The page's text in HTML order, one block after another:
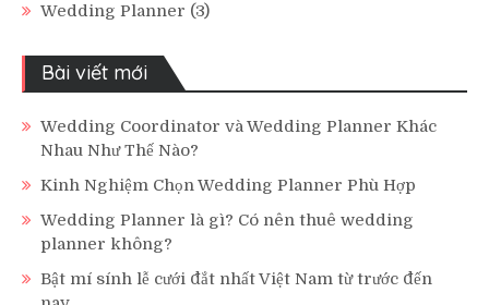
Wedding Planner (3)
Bài viết mới
Wedding Coordinator và Wedding Planner Khác
Nhau Như Thế Nào?
Kinh Nghiệm Chọn Wedding Planner Phù Hợp
Wedding Planner là gì? Có nên thuê wedding
planner không?
Bật mí sính lễ cưới đắt nhất Việt Nam từ trước đến